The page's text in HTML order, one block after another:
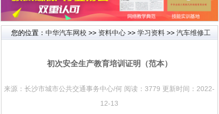
您的位置：中华汽车网校 >> 资料中心 >>学习资料 >>汽车维修工
初次安全生产教育培训证明（范本）
来源：长沙市城市公共交通事务中心/何 阅读：3779 更新时间：2022-
12-13